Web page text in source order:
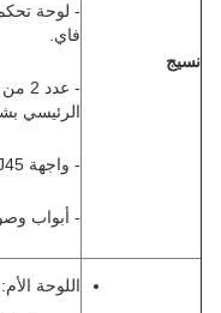
نسيج
- لوحة
فاي.
-
الرئيسي
- واجهة RJ45
- أبواب
اللوحة